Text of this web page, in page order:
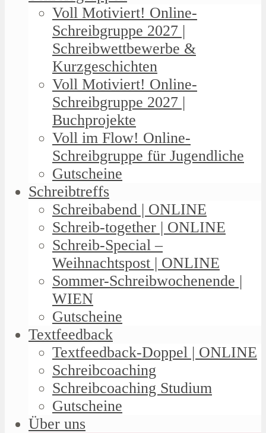
Voll Motiviert! Online-
Schreibgruppe 2027 |
Schreibwettbewerbe &
Kurzgeschichten
Voll Motiviert! Online-
Schreibgruppe 2027 |
Buchprojekte
Voll im Flow! Online-
Schreibgruppe für Jugendliche
Gutscheine
Schreibtreffs
Schreibabend | ONLINE
Schreib-together | ONLINE
Schreib-Special –
Weihnachtspost | ONLINE
Sommer-Schreibwochenende |
WIEN
Gutscheine
Textfeedback
Textfeedback-Doppel | ONLINE
Schreibcoaching
Schreibcoaching Studium
Gutscheine
Über uns